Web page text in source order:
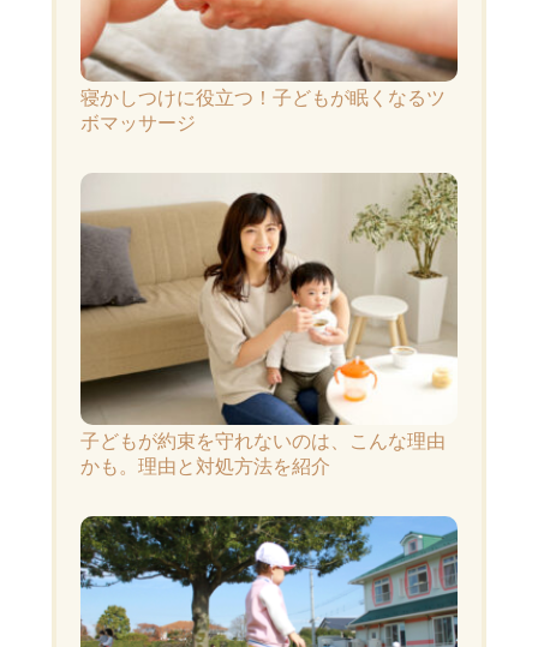
寝かしつけに役立つ！子どもが眠くなるツ
ボマッサージ
子どもが約束を守れないのは、こんな理由
かも。理由と対処方法を紹介